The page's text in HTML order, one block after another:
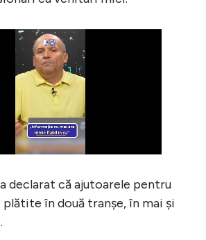
declarat că ajutoarele pentru
în două tranșe, în mai și